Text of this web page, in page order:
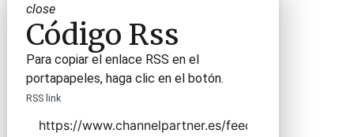
close
Código Rss
Para copiar el enlace RSS en el
portapapeles, haga clic en el botón.
RSS link